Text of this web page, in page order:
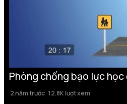
Phòng chống bạo lực
2 năm trước 12.8K lượt xem